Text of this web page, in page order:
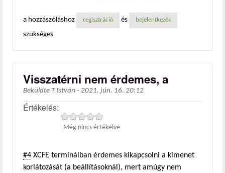
a hozzászóláshoz
regisztráció és bejelentkezés
szükséges
Visszatérni nem érdemes, a
Beküldte T.István - 2021. jún. 16. 20:12
Értékelés:
Még nincs értékelve
#4 XCFE terminálban érdemes kikapcsolni a kimenet
korlátozását (a beállításoknál), mert amúgy nem